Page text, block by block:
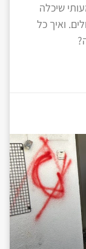
שיכלה
ואיך כל